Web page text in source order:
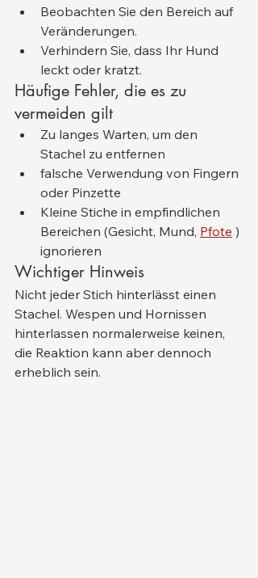
Beobachten Sie den Bereich auf
Veränderungen.
Verhindern Sie, dass Ihr Hund
leckt oder kratzt.
Häufige Fehler, die es zu
vermeiden gilt
Zu langes Warten, um den
Stachel zu entfernen
falsche Verwendung von Fingern
oder Pinzette
Kleine Stiche in empfindlichen
Bereichen (Gesicht, Mund, Pfote )
ignorieren
Wichtiger Hinweis
Nicht jeder Stich hinterlässt einen
Stachel. Wespen und Hornissen
hinterlassen normalerweise keinen,
die Reaktion kann aber dennoch
erheblich sein.